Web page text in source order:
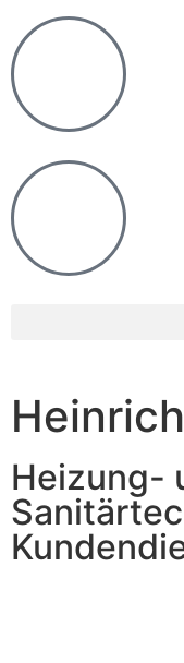
Heizung-